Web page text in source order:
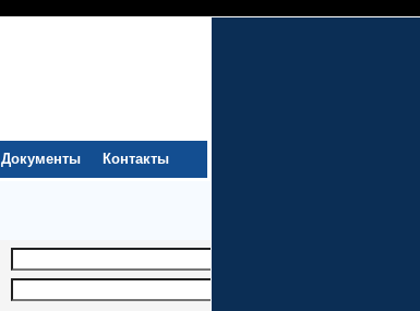
Документы Контакты